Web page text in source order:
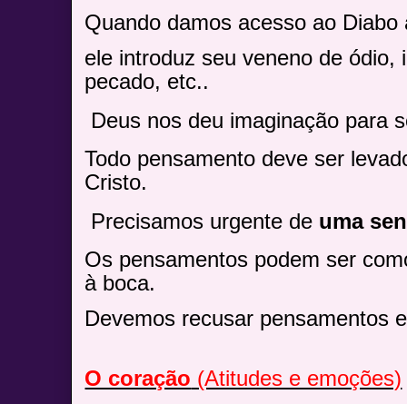
Quando damos acesso ao
ele introduz seu veneno de ódio,
pecado, etc..
Deus nos deu imaginação para
Todo pensamento deve ser
Cristo.
Precisamos urgente de uma
Os pensamentos podem ser
à boca.
Devemos recusar pensamentos
O coração (Atitudes e emoções)